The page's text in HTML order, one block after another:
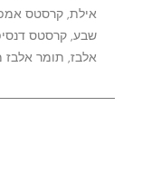
אילת, קרסטס
שבע, קרסטס
אלבז, תומר אלבז